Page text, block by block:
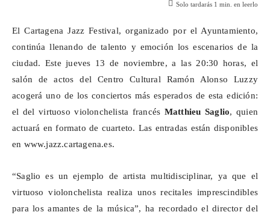
Solo tardarás 1 min. en leerlo
El Cartagena Jazz Festival, organizado por el Ayuntamiento,
continúa llenando de talento y emoción los escenarios de la
ciudad. Este jueves 13 de noviembre, a las 20:30 horas, el
salón de actos del Centro Cultural Ramón Alonso Luzzy
acogerá uno de los conciertos más esperados de esta edición:
el del virtuoso violonchelista francés Matthieu Saglio, quien
actuará en formato de cuarteto. Las entradas están disponibles
en www.jazz.cartagena.es.
“Saglio es un ejemplo de artista multidisciplinar, ya que el
virtuoso violonchelista realiza unos recitales imprescindibles
para los amantes de la música”, ha recordado el director del